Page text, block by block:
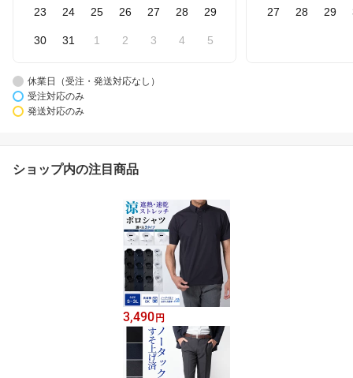
23 24 25 26 27 28 29
30 31 1 2 3 4 5
27 28 29
休業日（受注・発送対応なし）
受注対応のみ
発送対応のみ
ショップ内の注目商品
3,490 円